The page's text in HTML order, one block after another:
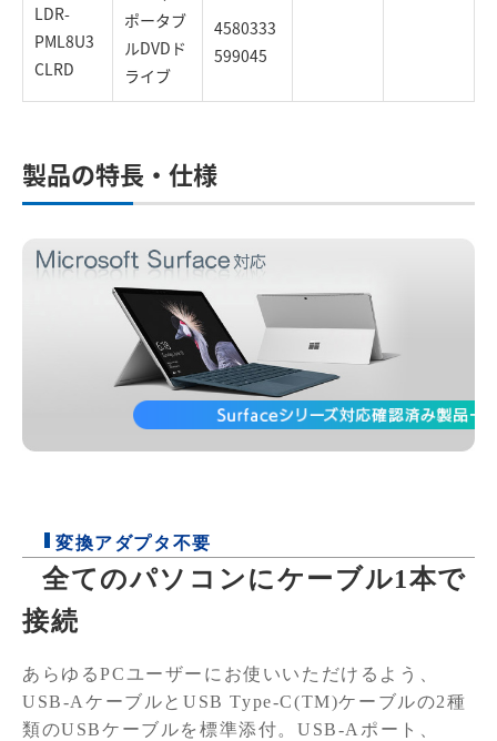
ポータブ
ルDVDド
ライブ
LDR-
PML8U3
CLRD
4580333
599045
製品の特長・仕様
変換アダプタ不要
全てのパソコンにケーブル1本で
接続
あらゆるPCユーザーにお使いいただけるよう、
USB-AケーブルとUSB Type-C(TM)ケーブルの2種
類のUSBケーブルを標準添付。USB-Aポート、